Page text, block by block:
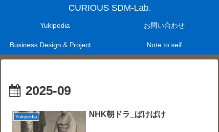
CURIOUS SDM-Lab.
Yukipedia お問い合わせ
Note to self
2025-09
Yukipedia NHK朝ドラ_ばけばけ